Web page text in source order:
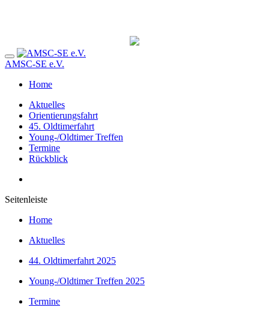
AMSC-SE e.V.
Home
Aktuelles
Orientierungsfahrt
45. Oldtimerfahrt
Young-/Oldtimer Treffen
Termine
Rückblick
Seitenleiste
Home
Aktuelles
44. Oldtimerfahrt 2025
Young-/Oldtimer Treffen 2025
Termine